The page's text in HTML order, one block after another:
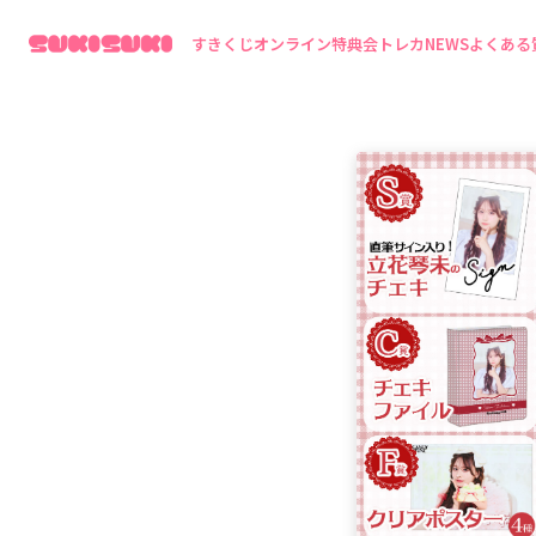
すきくじオンライン特典会 トレカNEWSよくある